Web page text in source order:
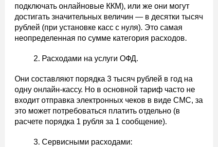
подключать онлайновые ККМ), или же они могут
достигать значительных величин — в десятки тысяч
рублей (при установке касс с нуля). Это самая
неопределенная по сумме категория расходов.
Расходами на услуги ОФД.
Они составляют порядка 3 тысяч рублей в год на
одну онлайн-кассу. Но в основной тариф часто не
входит отправка электронных чеков в виде СМС, за
это может потребоваться платить отдельно (в
расчете порядка 1 рубля за 1 сообщение).
Сервисными расходами: